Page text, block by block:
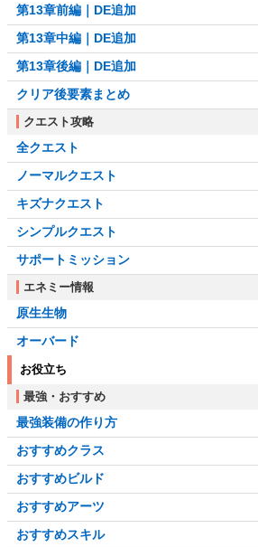
第13章前編｜DE追加
第13章中編｜DE追加
第13章後編｜DE追加
クリア後要素まとめ
クエスト攻略
全クエスト
ノーマルクエスト
キズナクエスト
シンプルクエスト
サポートミッション
エネミー情報
原生生物
オーバード
お役立ち
最強・おすすめ
最強装備の作り方
おすすめクラス
おすすめビルド
おすすめアーツ
おすすめスキル